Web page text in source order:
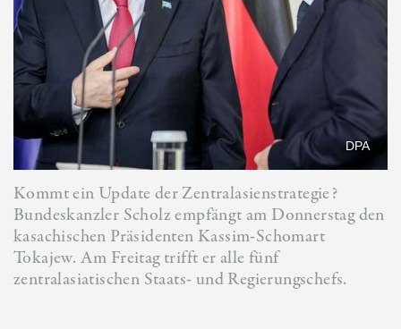
DPA
Kommt ein Update der Zentralasienstrategie?
Bundeskanzler Scholz empfängt am Donnerstag den
kasachischen Präsidenten Kassim-Schomart
Tokajew. Am Freitag trifft er alle fünf
zentralasiatischen Staats- und Regierungschefs.